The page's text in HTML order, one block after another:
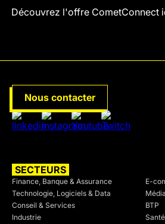
Découvrez l'offre CometConnect
SECTEURS
Finance, Banque & Assurance
Technologie, Logiciels & Data
Conseil & Services
Industrie
E-
BTP
Nous contacter